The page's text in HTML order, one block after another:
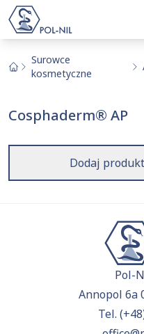
O nas
Kontakt
Surowce
kosmetyczne
Cosphaderm® AP
Dodaj
Pol-
Annopol 6a
Tel.
Wybrane surowce i
Aktualnie niczego
Wyszukiwarka
Szukaj